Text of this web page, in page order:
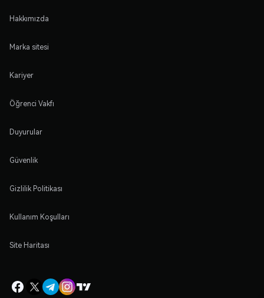
Hakkımızda
Marka sitesi
Kariyer
Öğrenci Vakfı
Duyurular
Güvenlik
Gizlilik Politikası
Kullanım Koşulları
Site Haritası